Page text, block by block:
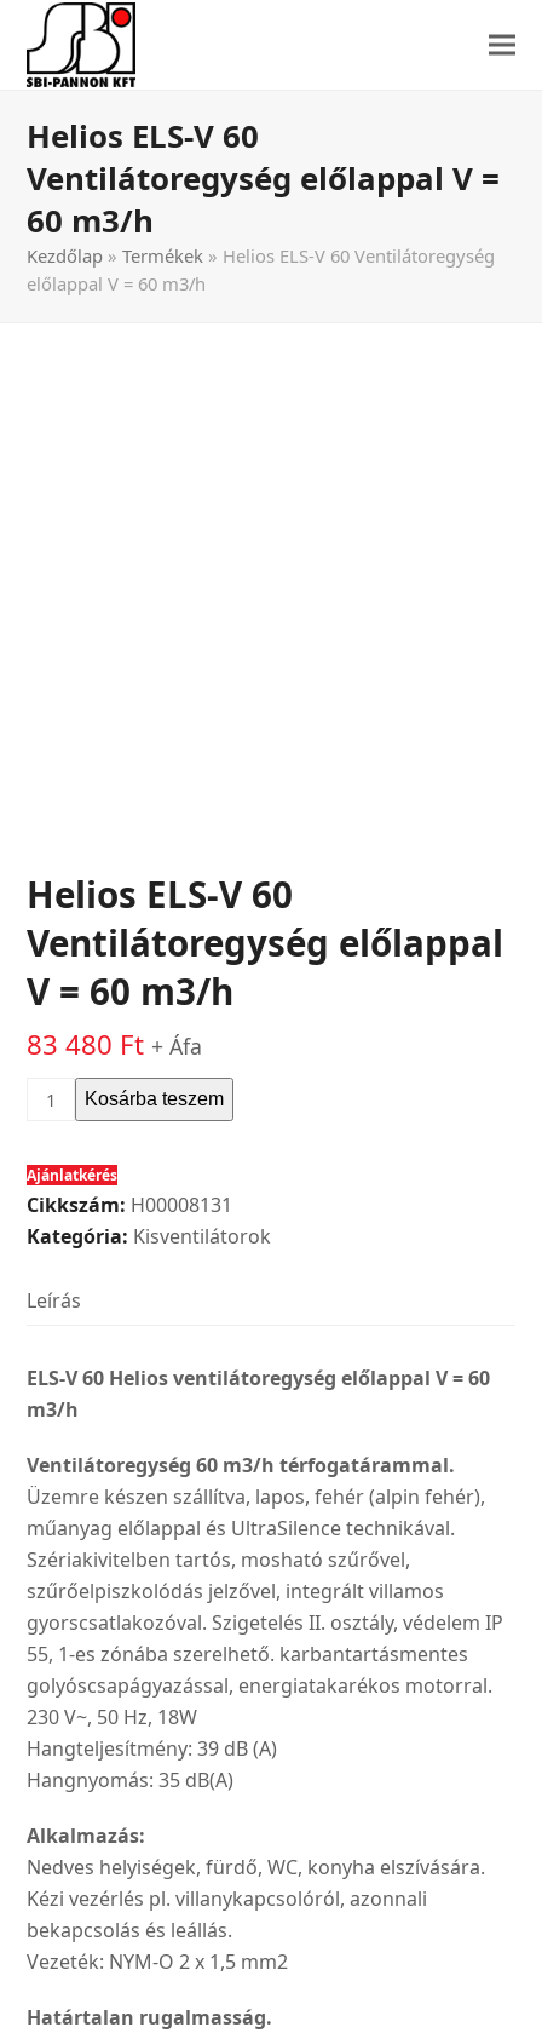
Helios ELS-V 60
Ventilátoregység előlappal V =
60 m3/h
Kezdőlap »Termékek » Helios ELS-V 60 Ventilátoregység
előlappal V = 60 m3/h
Helios ELS-V 60
Ventilátoregység előlappal
V = 60 m3/h
83 480 Ft + Áfa
Helios
60
Ventilátoregység
előlappal
=
m3/h
mennyiség
Kosárba teszem
Ajánlatkérés
Cikkszám: H00008131
Kategória: Kisventilátorok
Leírás
ELS-V 60 Helios ventilátoregység előlappal V = 60
m3/h
Ventilátoregység 60 m3/h térfogatárammal.
Üzemre készen szállítva, lapos, fehér (alpin fehér),
műanyag előlappal és UltraSilence technikával.
Szériakivitelben tartós, mosható szűrővel,
szűrőelpiszkolódás jelzővel, integrált villamos
gyorscsatlakozóval. Szigetelés II. osztály, védelem IP
55, 1-es zónába szerelhető. karbantartásmentes
golyóscsapágyazással, energiatakarékos motorral.
230 V~, 50 Hz, 18W
Hangteljesítmény: 39 dB (A)
Hangnyomás: 35 dB(A)
Alkalmazás:
Nedves helyiségek, fürdő, WC, konyha elszívására.
Kézi vezérlés pl. villanykapcsolóról, azonnali
bekapcsolás és leállás.
Vezeték: NYM-O 2 x 1,5 mm2
Határtalan rugalmasság.